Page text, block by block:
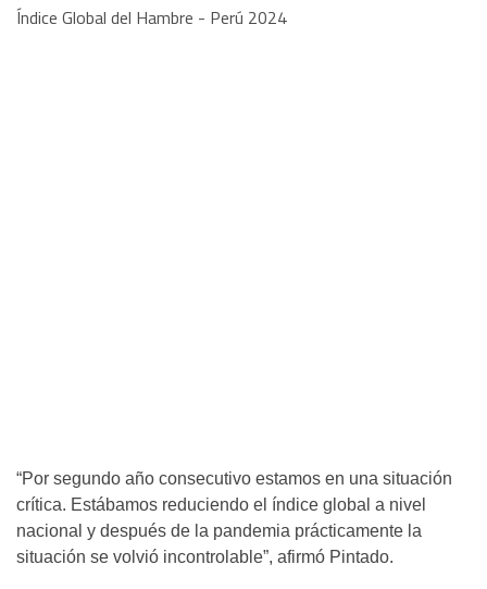
Índice Global del Hambre - Perú 2024
“Por segundo año consecutivo estamos en una situación
crítica. Estábamos reduciendo el índice global a nivel
nacional y después de la pandemia prácticamente la
situación se volvió incontrolable”, afirmó Pintado.